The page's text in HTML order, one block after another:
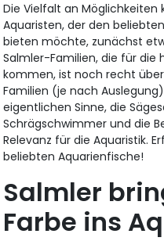
Die Vielfalt an
Aquaristen, der den
bieten möchte, zunächst
Salmler-Familien, die für die
kommen, ist noch recht
Familien (je nach
eigentlichen Sinne, die
Schrägschwimmer und die
Relevanz für die Aquaristik.
beliebten Aquarienfische!
Salmler
Farbe ins